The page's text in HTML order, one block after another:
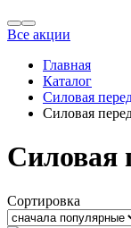
Все акции
Главная
Каталог
Силовая
Силовая
Силовая
Сортировка